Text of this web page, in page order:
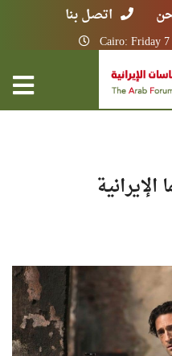
اتصل بنا
Cairo: Friday